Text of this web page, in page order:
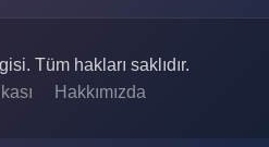
Tüm hakları saklıdır.
Hakkımızda